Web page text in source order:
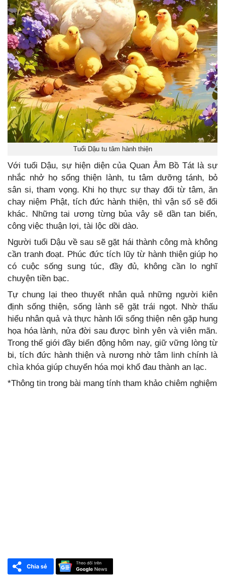
Tuổi Dậu tu tâm hành thiện
Với tuổi Dậu, sự hiện diện của Quan Âm Bồ Tát là sự
nhắc nhở họ sống thiện lành, tu tâm dưỡng tánh, bỏ
sân si, tham vọng. Khi họ thực sự thay đổi từ tâm, ăn
chay niệm Phật, tích đức hành thiện, thì vận số sẽ đổi
khác. Những tai ương từng bủa vây sẽ dần tan biến,
công việc thuận lợi, tài lộc dồi dào.
Người tuổi Dậu về sau sẽ gặt hái thành công mà không
cần tranh đoạt. Phúc đức tích lũy từ hành thiện giúp họ
có cuộc sống sung túc, đầy đủ, không cần lo nghĩ
chuyện tiền bạc.
Tự chung lại theo thuyết nhân quả những người kiên
định sống thiện, sống lành sẽ gặt trái ngọt. Nhờ thấu
hiểu nhân quả và thực hành lối sống thiện nên gặp hung
họa hóa lành, nửa đời sau được bình yên và viên mãn.
Trong thế giới đầy biến động hôm nay, giữ vững lòng từ
bi, tích đức hành thiện và nương nhờ tâm linh chính là
chìa khóa giúp chuyển hóa mọi khổ đau thành an lạc.
*Thông tin trong bài mang tính tham khảo chiêm nghiệm